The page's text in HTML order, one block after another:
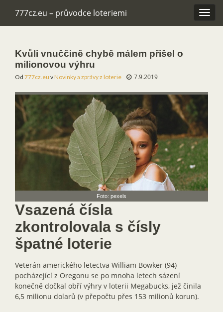
777cz.eu – průvodce loteriemi
Kvůli vnuččině chybě málem přišel o
milionovou výhru
Od 777cz.eu vNovinky a zprávy z loterie 7.9.2019
Foto: pexels
Vsazená čísla
zkontrolovala s čísly
špatné loterie
Veterán amerického letectva William Bowker (94)
pocházející z Oregonu se po mnoha letech sázení
konečně dočkal obří výhry v loterii Megabucks, jež činila
6,5 milionu dolarů (v přepočtu přes 153 milionů korun).